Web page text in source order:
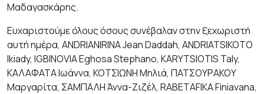
Μαδαγασκάρης.
Ευχαριστούμε όλους όσους συνέβαλαν στην ξεχωριστή
αυτή ημέρα, ANDRIANIRINA Jean Daddah, ANDRIATSIKOTO
Ikiady, IGBINOVIA Eghosa Stephano, KARYTSIOTIS Taly,
ΚΑΛΑΦΑΤΑ Ιωάννα, ΚΟΤΣΙΩΝΗ Μηλιά, ΠΑΤΣΟΥΡΑΚΟΥ
Μαργαρίτα, ΣΑΜΠΑΛΗ Άννα-Ζιζέλ, RABETAFIKA Finiavana,